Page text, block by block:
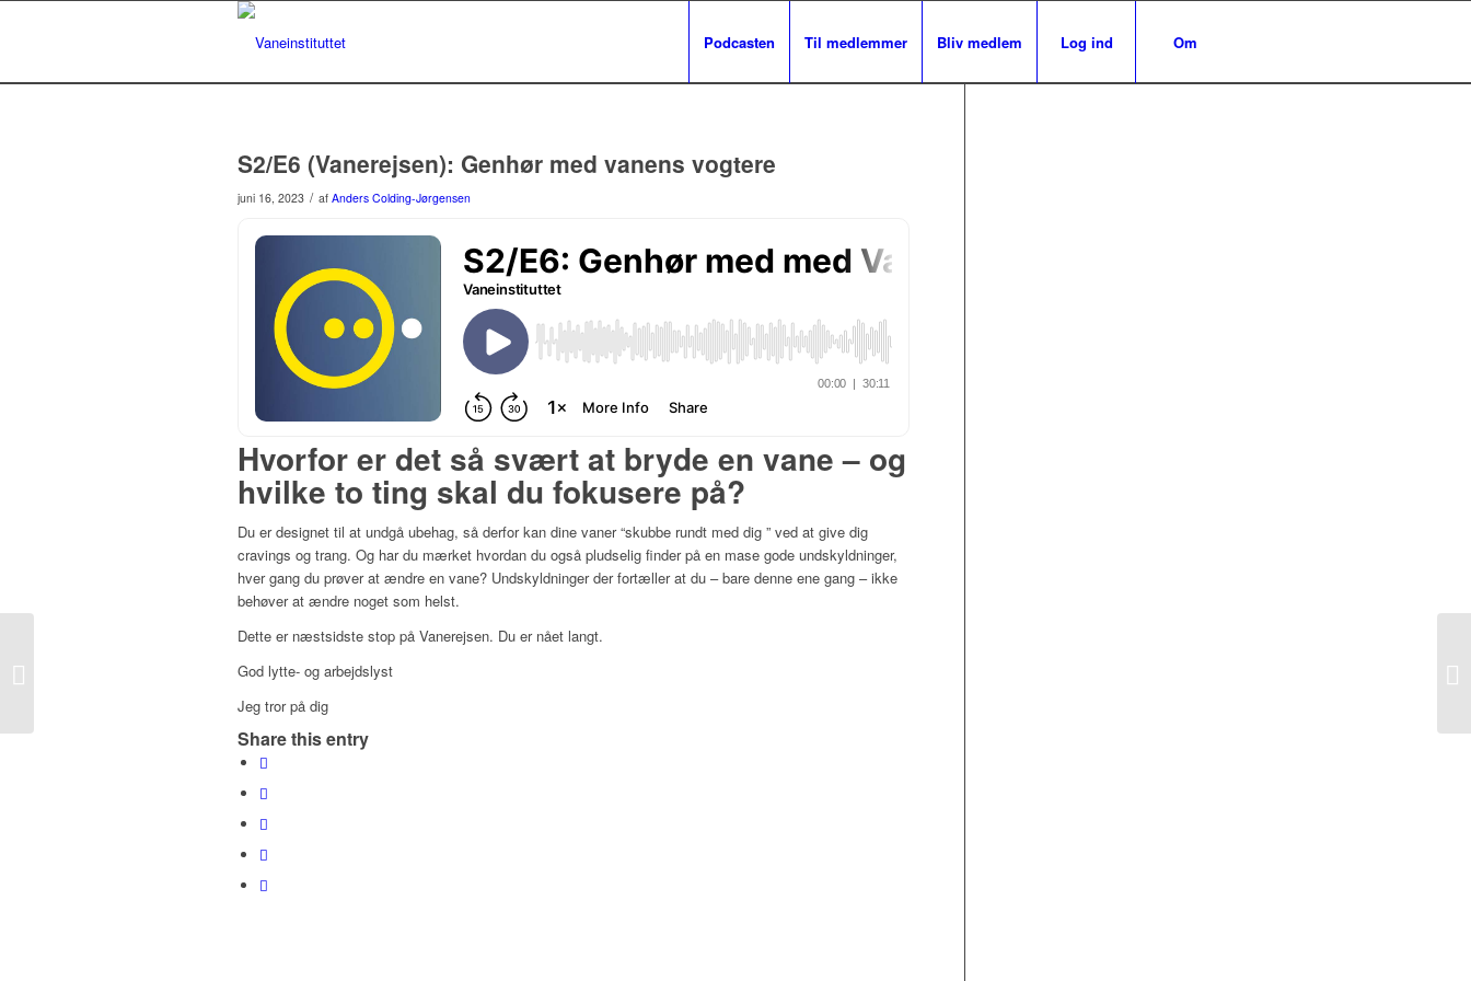
Podcasten Til medlemmer Bliv medlem Log ind Om
S2/E6 (Vanerejsen): Genhør med vanens vogtere
juni 16, 2023 / af Anders Colding-Jørgensen
Hvorfor er det så svært at bryde en vane – og
hvilke to ting skal du fokusere på?
Du er designet til at undgå ubehag, så derfor kan dine vaner “skubbe rundt med dig ” ved at give dig
cravings og trang. Og har du mærket hvordan du også pludselig finder på en mase gode undskyldninger,
hver gang du prøver at ændre en vane? Undskyldninger der fortæller at du – bare denne ene gang – ikke
behøver at ændre noget som helst.
Dette er næstsidste stop på Vanerejsen. Du er nået langt.
God lytte- og arbejdslyst
Jeg tror på dig
Share this entry